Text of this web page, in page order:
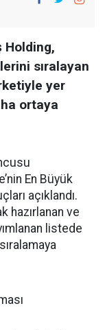
Holding,
sıralayan
yer
ortaya
En Büyük
açıklandı.
hazırlanan ve
listede